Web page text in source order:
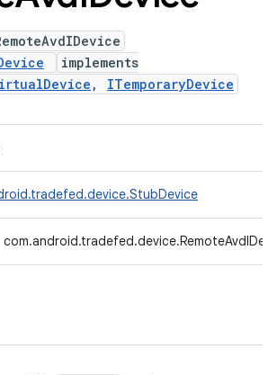
implements
, ITemporaryDevice